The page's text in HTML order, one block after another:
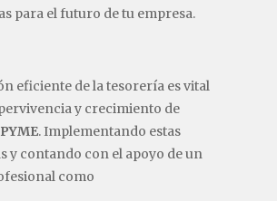
para el futuro de tu empresa.
eficiente de la tesorería es vital
y crecimiento de
PYME. Implementando estas
y contando con el apoyo de un
como